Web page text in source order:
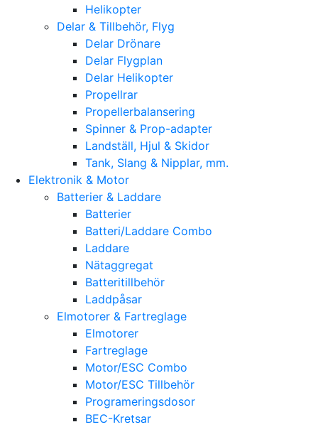
Helikopter
Delar & Tillbehör, Flyg
Delar Drönare
Delar Flygplan
Delar Helikopter
Propellrar
Propellerbalansering
Spinner & Prop-adapter
Landställ, Hjul & Skidor
Tank, Slang & Nipplar, mm.
Elektronik & Motor
Batterier & Laddare
Batterier
Batteri/Laddare Combo
Laddare
Nätaggregat
Batteritillbehör
Laddpåsar
Elmotorer & Fartreglage
Elmotorer
Fartreglage
Motor/ESC Combo
Motor/ESC Tillbehör
Programeringsdosor
BEC-Kretsar